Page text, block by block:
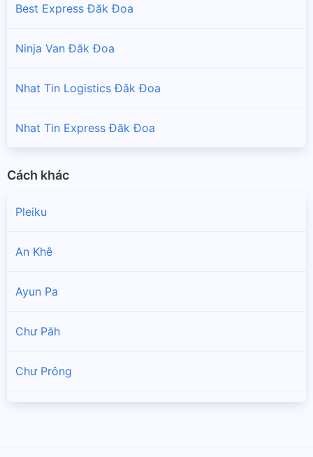
Best Express Đăk Đoa
Ninja Van Đăk Đoa
Nhat Tin Logistics Đăk Đoa
Nhat Tin Express Đăk Đoa
Cách khác
Pleiku
An Khê
Ayun Pa
Chư Păh
Chư Prông